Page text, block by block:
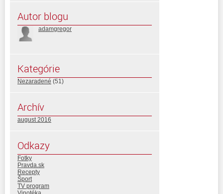
Autor blogu
adamgregor
Kategórie
Nezaradené (51)
Archív
august 2016
Odkazy
Fotky
Pravda.sk
Recepty
Šport
TV program